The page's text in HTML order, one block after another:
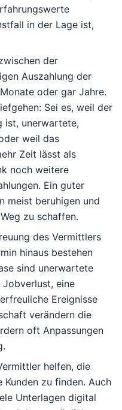
in der Lage ist,
der
Auszahlung der
oder gar Jahre.
Sei es, weil der
ist, unerwartete,
weil das
Zeit lässt als
noch weitere
Ein guter
meist beruhigen und
zu schaffen.
des Vermittlers
hinaus bestehen
sind unerwartete
Jobverlust, eine
Ereignisse
verändern die
oft Anpassungen
helfen, die
zu finden. Auch
Unterlagen digital